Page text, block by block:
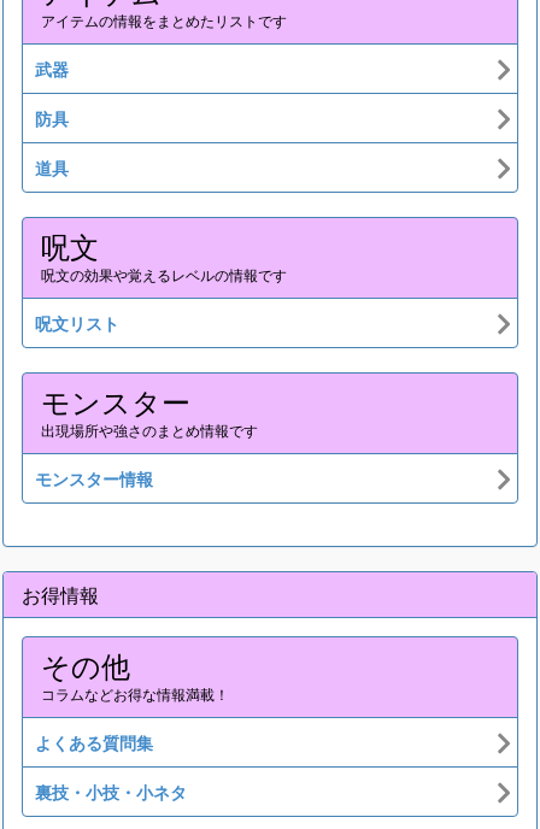
アイテムの情報をまとめたリストです
武器
防具
道具
呪文
呪文の効果や覚えるレベルの情報です
呪文リスト
モンスター
出現場所や強さのまとめ情報です
モンスター情報
お得情報
その他
コラムなどお得な情報満載！
よくある質問集
裏技・小技・小ネタ